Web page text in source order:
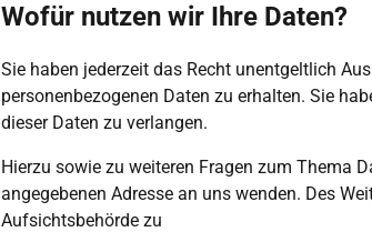
Wofür nutzen wir Ihre Daten?
Sie haben jederzeit das Recht unentgeltlich
personenbezogenen Daten zu erhalten. Sie
dieser Daten zu verlangen.
Hierzu sowie zu weiteren Fragen zum Thema
angegebenen Adresse an uns wenden. Des
Aufsichtsbehörde zu